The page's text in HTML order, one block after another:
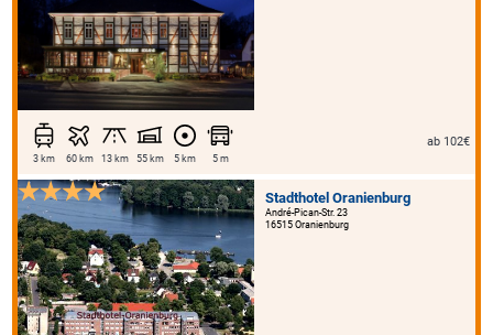
3 km 60 km 13 km 55 km 5 km 5 m
ab 102€
Stadthotel Oranienburg
André-Pican-Str. 23
16515 Oranienburg